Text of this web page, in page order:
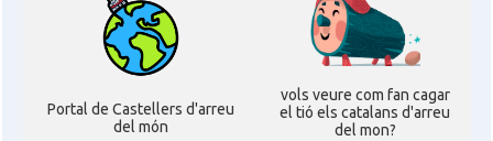
Portal de Castellers d'arreu
del món
vols veure com fan cagar
el tió els catalans d'arreu
del mon?